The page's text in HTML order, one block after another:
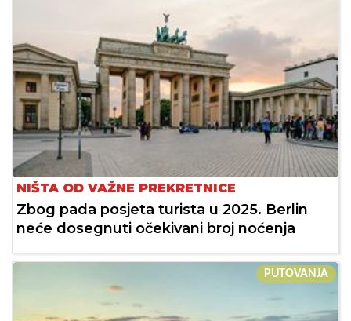
NIŠTA OD VAŽNE PREKRETNICE
Zbog pada posjeta turista u 2025. Berlin
neće dosegnuti očekivani broj noćenja
PUTOVANJA